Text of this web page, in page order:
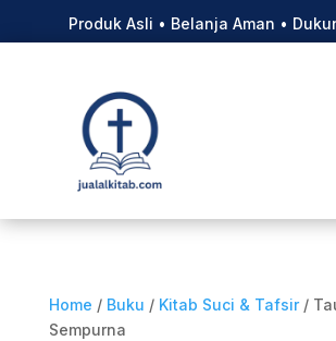
Produk Asli • Belanja Aman •
Home / Buku / Kitab Suci & Tafsir/
Sempurna